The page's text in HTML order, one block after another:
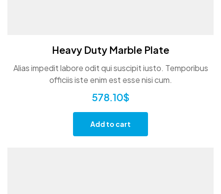
Heavy Duty Marble Plate
Alias impedit labore odit qui suscipit iusto. Temporibus
officiis iste enim est esse nisi cum.
578.10$
Add to cart